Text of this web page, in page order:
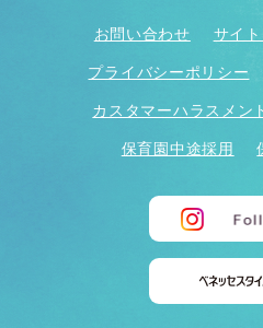
お問い合わせ サイ
プライバシーポリシー
カスタマーハラスメン
保育園中途採用